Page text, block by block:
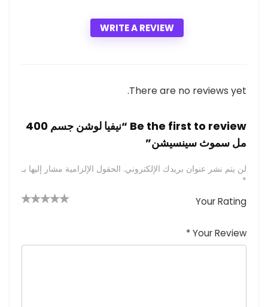
WRITE A REVIEW
There are no reviews yet.
Be the first to review “نيفيا لوشن جسم 400
مل سموث سينسيشن”
لن يتم نشر عنوان بريدك الإلكتروني. الحقول الإلزامية مشار إليها بـ
*
Your Rating
ن
أصلنجومنجوم
Your Review
*